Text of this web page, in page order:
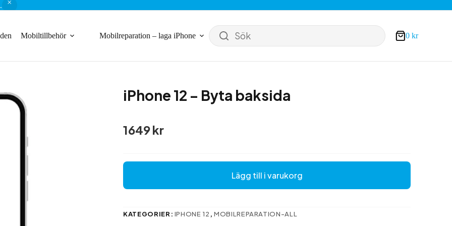
Mobiltillbehör Mobilreparation – laga iPhone Sök Varukorg
0 kr
iPhone 12 – Byta baksida
1649kr
Lägg till i varukorg
KATEGORIER: IPHONE 12 , MOBILREPARATION-ALL